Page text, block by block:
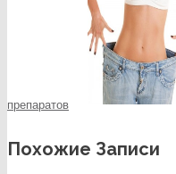
препаратов
Похожие Записи